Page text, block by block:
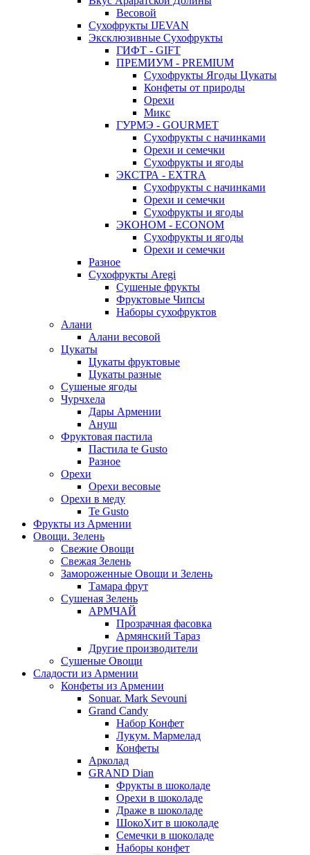
Весовой
Сухофрукты IJEVAN
Эксклюзивные Сухофрукты
ГИФТ - GIFT
ПРЕМИУМ - PREMIUM
Сухофрукты Ягоды Цукаты
Конфеты от природы
Орехи
Микс
ГУРМЭ - GOURMET
Сухофрукты с начинками
Орехи и семечки
Сухофрукты и ягоды
ЭКСТРА - EXTRA
Сухофрукты с начинками
Орехи и семечки
Сухофрукты и ягоды
ЭКОНОМ - ECONOM
Сухофрукты и ягоды
Орехи и семечки
Разное
Сухофрукты Aregi
Сушеные фрукты
Фруктовые Чипсы
Наборы сухофруктов
Алани
Алани весовой
Цукаты
Цукаты фруктовые
Цукаты разные
Сушеные ягоды
Чурчхела
Дары Армении
Ануш
Фруктовая пастила
Пастила te Gusto
Разное
Орехи
Орехи весовые
Орехи в меду
Te Gusto
Фрукты из Армении
Овощи. Зелень
Свежие Овощи
Свежая Зелень
Замороженные Овощи и Зелень
Тамара фрут
Сушеная Зелень
АРМЧАЙ
Прозрачная фасовка
Армянский Тараз
Другие производители
Сушеные Овощи
Сладости из Армении
Конфеты из Армении
Sonuar. Mark Sevouni
Grand Candy
Набор Конфет
Лукум. Мармелад
Конфеты
Арколад
GRAND Dian
Фрукты в шоколаде
Орехи в шоколаде
Драже в шоколаде
ШокоХит в шоколаде
Семечки в шоколаде
Наборы конфет